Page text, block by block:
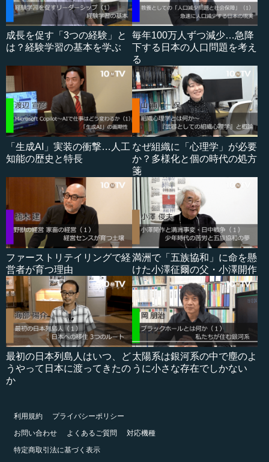
成長を促す「3つの経験」と
は？経験学習の基本を学ぶ
毎年100万人ずつ減少…急降
下する日本の人口問題を考え
る
「生成AI」実装の衝撃…人工
知能の歴史と特長
なぜ組織に「心理学」が必要
か？多様化と個の時代の処方
箋
ファーストリテイリングで経
営者が育つ理由
満洲で「五族協和」に命を懸
けた小澤征爾の父・小澤開作
最初の日本列島人はいつ、ど
うやって日本に渡ってきたの
か
太陽系は銀河系の中で塵のよ
うに小さな存在でしかない
利用規約
プライバシーポリシー
お問い合わせ
よくあるご質問
対応機種
特定商取引法に基づく表示